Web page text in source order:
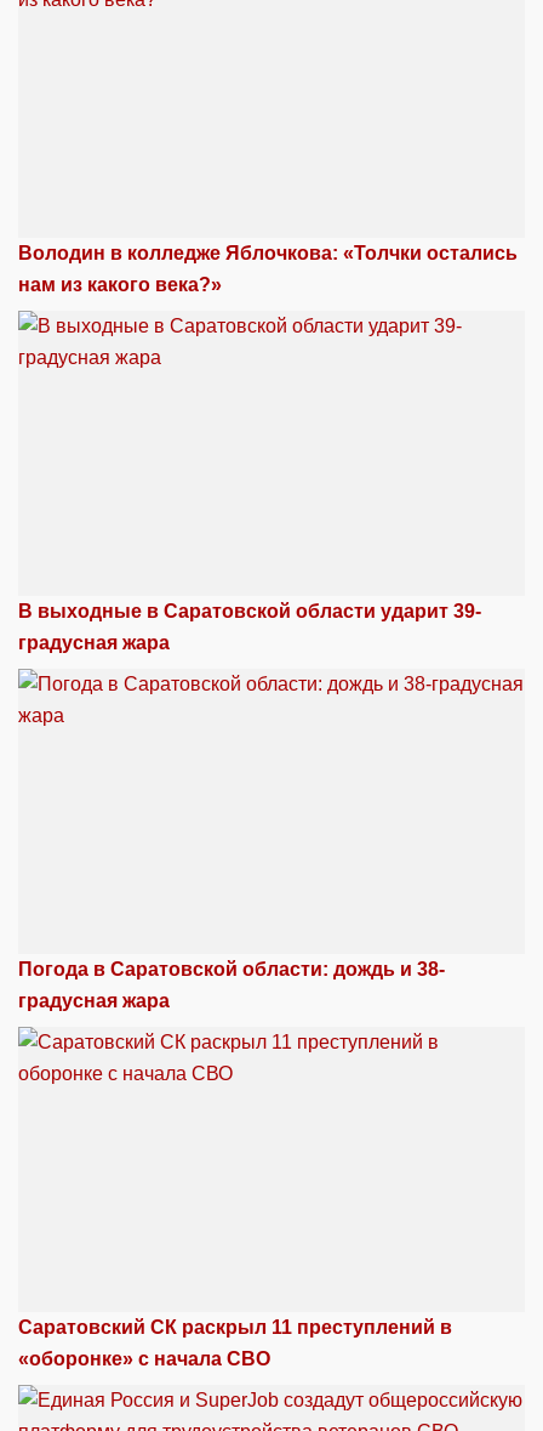
Володин в колледже Яблочкова: «Толчки остались
нам из какого века?»
В выходные в Саратовской области ударит 39-
градусная жара
Погода в Саратовской области: дождь и 38-
градусная жара
Саратовский СК раскрыл 11 преступлений в
«оборонке» с начала СВО